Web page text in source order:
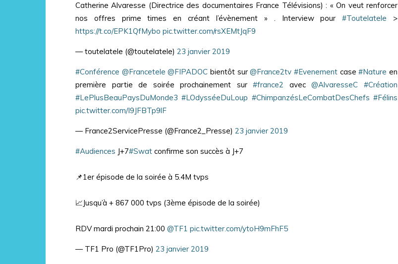
Catherine Alvaresse (Directrice des documentaires France Télévisions) : « On veut renforcer
nos offres prime times en créant l’évènement » . Interview pour#Toutelatele >
https://t.co/EPK1QfMybo pic.twitter.com/rsXEMtJqF9
— toutelatele (@toutelatele) 23 janvier 2019
#Conférence @Francetele @FIPADOC bientôt sur@France2tv #Evenement case#Nature en
première partie de soirée prochainement sur#france2 avec@AlvaresseC
#Création
#LePlusBeauPaysDuMonde3 #LOdysséeDuLoup #ChimpanzésLeCombatDesChefs #Félins
pic.twitter.com/I9JFBTp9lF
— France2ServicePresse (@France2_Presse) 23 janvier 2019
#Audiences J+7#Swat confirme son succès à J+7
📌1er épisode de la soirée à 5.4M tvps
📈Jusqu’à + 867 000 tvps (3ème épisode de la soirée)
RDV mardi prochain 21:00 @TF1 pic.twitter.com/ytoH9mFhF5
— TF1 Pro (@TF1Pro) 23 janvier 2019